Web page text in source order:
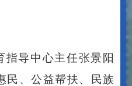
指导中心主任张景阳
民、公益帮扶、民族